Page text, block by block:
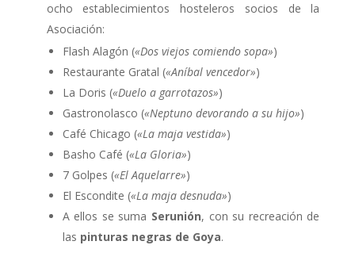
ocho establecimientos hosteleros socios de la
Asociación:
Flash Alagón («Dos viejos comiendo sopa»)
Restaurante Gratal («Aníbal vencedor»)
La Doris («Duelo a garrotazos»)
Gastronolasco («Neptuno devorando a su hijo»)
Café Chicago («La maja vestida»)
Basho Café («La Gloria»)
7 Golpes («El Aquelarre»)
El Escondite («La maja desnuda»)
A ellos se suma Serunión, con su recreación de
las pinturas negras de Goya.